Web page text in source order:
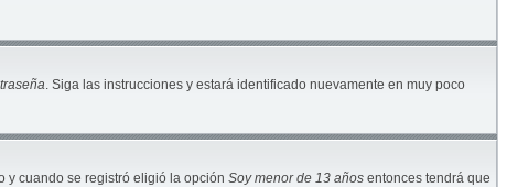
. Siga las instrucciones y estará identificado nuevamente en muy poco
y cuando se registró eligió la opción Soy menor de 13 años entonces tendrá que